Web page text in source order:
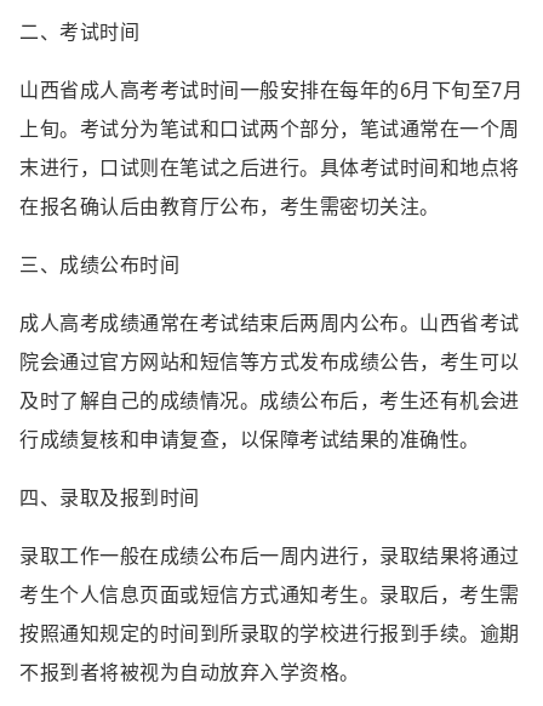
二、考试时间
山西省成人高考考试时间一般安排在每年的6月下旬至7月
上旬。考试分为笔试和口试两个部分，笔试通常在一个周
末进行，口试则在笔试之后进行。具体考试时间和地点将
在报名确认后由教育厅公布，考生需密切关注。
三、成绩公布时间
成人高考成绩通常在考试结束后两周内公布。山西省考试
院会通过官方网站和短信等方式发布成绩公告，考生可以
及时了解自己的成绩情况。成绩公布后，考生还有机会进
行成绩复核和申请复查，以保障考试结果的准确性。
四、录取及报到时间
录取工作一般在成绩公布后一周内进行，录取结果将通过
考生个人信息页面或短信方式通知考生。录取后，考生需
按照通知规定的时间到所录取的学校进行报到手续。逾期
不报到者将被视为自动放弃入学资格。